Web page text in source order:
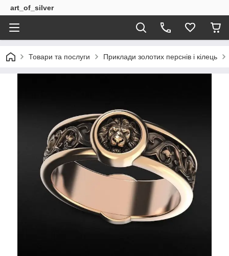
art_of_silver
Товари та послуги Приклади золотих перснів і кілець